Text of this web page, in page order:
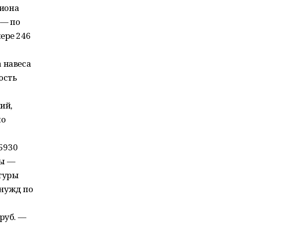
— по
246
—
по
—